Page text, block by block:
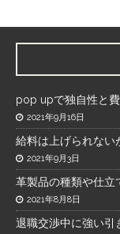
pop upで独自性と
2021年9月16日
給料は上げられない
2021年9月3日
革製品の種類や仕立
2021年8月8日
退職交渉中に強い引